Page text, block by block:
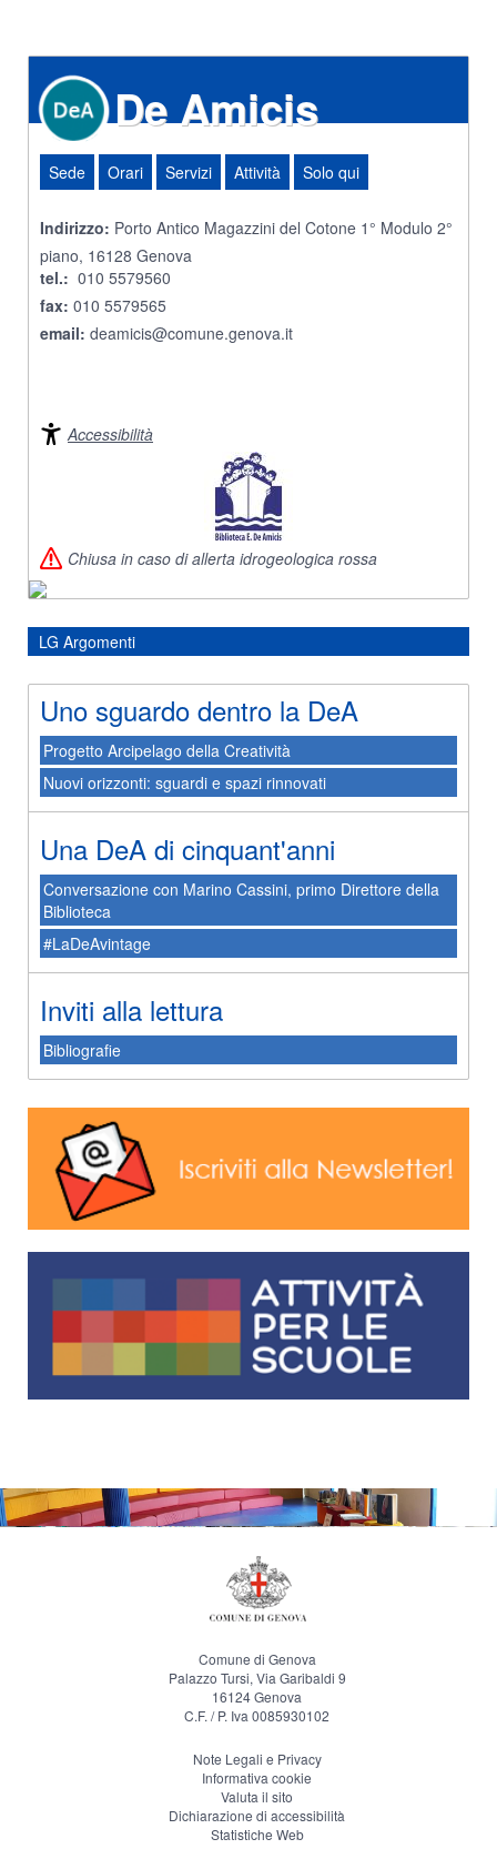
De Amicis
Sede Orari Servizi Attività Solo qui
Indirizzo: Porto Antico Magazzini del Cotone 1° Modulo 2°
piano, 16128 Genova
tel.: 010 5579560
fax: 010 5579565
email: deamicis@comune.genova.it
Accessibilità
Chiusa in caso di allerta idrogeologica rossa
LG Argomenti
Uno sguardo dentro la DeA
Progetto Arcipelago della Creatività
Nuovi orizzonti: sguardi e spazi rinnovati
Una DeA di cinquant'anni
Conversazione con Marino Cassini, primo Direttore della
Biblioteca
#LaDeAvintage
Inviti alla lettura
Bibliografie
Comune di Genova
Palazzo Tursi, Via Garibaldi 9
16124 Genova
C.F. / P. Iva 0085930102
Note Legali e Privacy
Informativa cookie
Valuta il sito
Dichiarazione di accessibilità
Statistiche Web